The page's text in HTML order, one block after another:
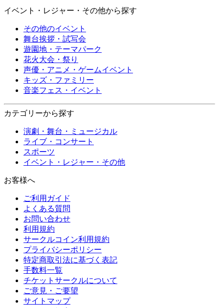
イベント・レジャー・その他から探す
その他のイベント
舞台挨拶・試写会
遊園地・テーマパーク
花火大会・祭り
声優・アニメ・ゲームイベント
キッズ・ファミリー
音楽フェス・イベント
カテゴリーから探す
演劇・舞台・ミュージカル
ライブ・コンサート
スポーツ
イベント・レジャー・その他
お客様へ
ご利用ガイド
よくある質問
お問い合わせ
利用規約
サークルコイン利用規約
プライバシーポリシー
特定商取引法に基づく表記
手数料一覧
チケットサークルについて
ご意見・ご要望
サイトマップ